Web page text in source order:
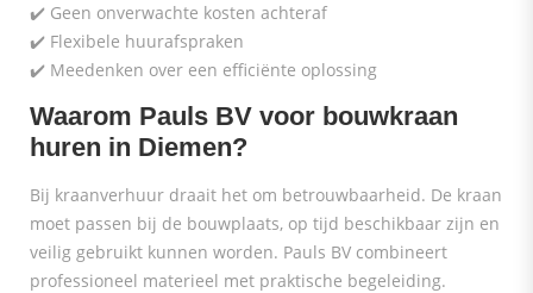
✔️ Geen onverwachte kosten achteraf
✔️ Flexibele huurafspraken
✔️ Meedenken over een efficiënte oplossing
Waarom Pauls BV voor bouwkraan
huren in Diemen?
Bij kraanverhuur draait het om betrouwbaarheid. De kraan
moet passen bij de bouwplaats, op tijd beschikbaar zijn en
veilig gebruikt kunnen worden. Pauls BV combineert
professioneel materieel met praktische begeleiding.